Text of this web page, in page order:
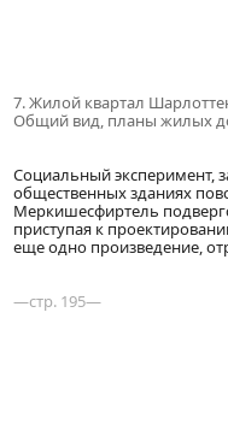
7.Жилой квартал
Общий вид, планы жилых
Социальный эксперимент,
общественных зданиях
Меркишесфиртель
приступая к
еще одно произведение,
—стр. 195—